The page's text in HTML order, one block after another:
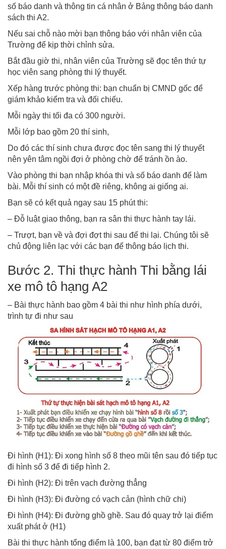
số báo danh và thông tin cá nhân ở Bảng thông báo danh
sách thi A2.
Nếu sai chỗ nào mời bạn thông báo với nhân viên của
Trường để kịp thời chỉnh sửa.
Bắt đầu giờ thi, nhân viên của Trường sẽ đọc tên thứ tự
học viên sang phòng thi lý thuyết.
Xếp hàng trước phòng thi: bạn chuẩn bị CMND gốc để
giám khảo kiểm tra và đối chiếu.
Mỗi ngày thi tối đa có 300 người.
Mỗi lớp bao gồm 20 thí sinh,
Do đó các thí sinh chưa được đọc tên sang thi lý thuyết
nên yên tâm ngồi đợi ở phòng chờ để tránh ồn ào.
Vào phòng thi bạn nhập khóa thi và số báo danh để làm
bài. Mỗi thí sinh có một đề riêng, không ai giống ai.
Bạn sẽ có kết quả ngay sau 15 phút thi:
– Đỗ luật giao thông, bạn ra sân thi thực hành tay lái.
– Trượt, bạn về và đợi đợt thi sau để thi lại. Chúng tôi sẽ
chủ động liên lạc với các bạn để thông báo lịch thi.
Bước 2. Thi thực hành Thi bằng lái
xe mô tô hạng A2
– Bài thực hành bao gồm 4 bài thi như hình phía dưới,
trình tự đi như sau
Đi hình (H1): Đi xong hình số 8 theo mũi tên sau đó tiếp tục
đi hình số 3 để đi tiếp hình 2.
Đi hình (H2): Đi trên vạch đường thẳng
Đi hình (H3): Đi đường có vạch cản (hình chữ chi)
Đi hình (H4): Đi đường ghồ ghề. Sau đó quay trở lại điểm
xuất phát ở (H1)
Bài thi thực hành tổng điểm là 100, bạn đạt từ 80 điểm trở